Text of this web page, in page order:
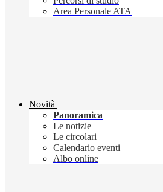
Area Personale ATA
Novità
Panoramica
Le notizie
Le circolari
Calendario eventi
Albo online